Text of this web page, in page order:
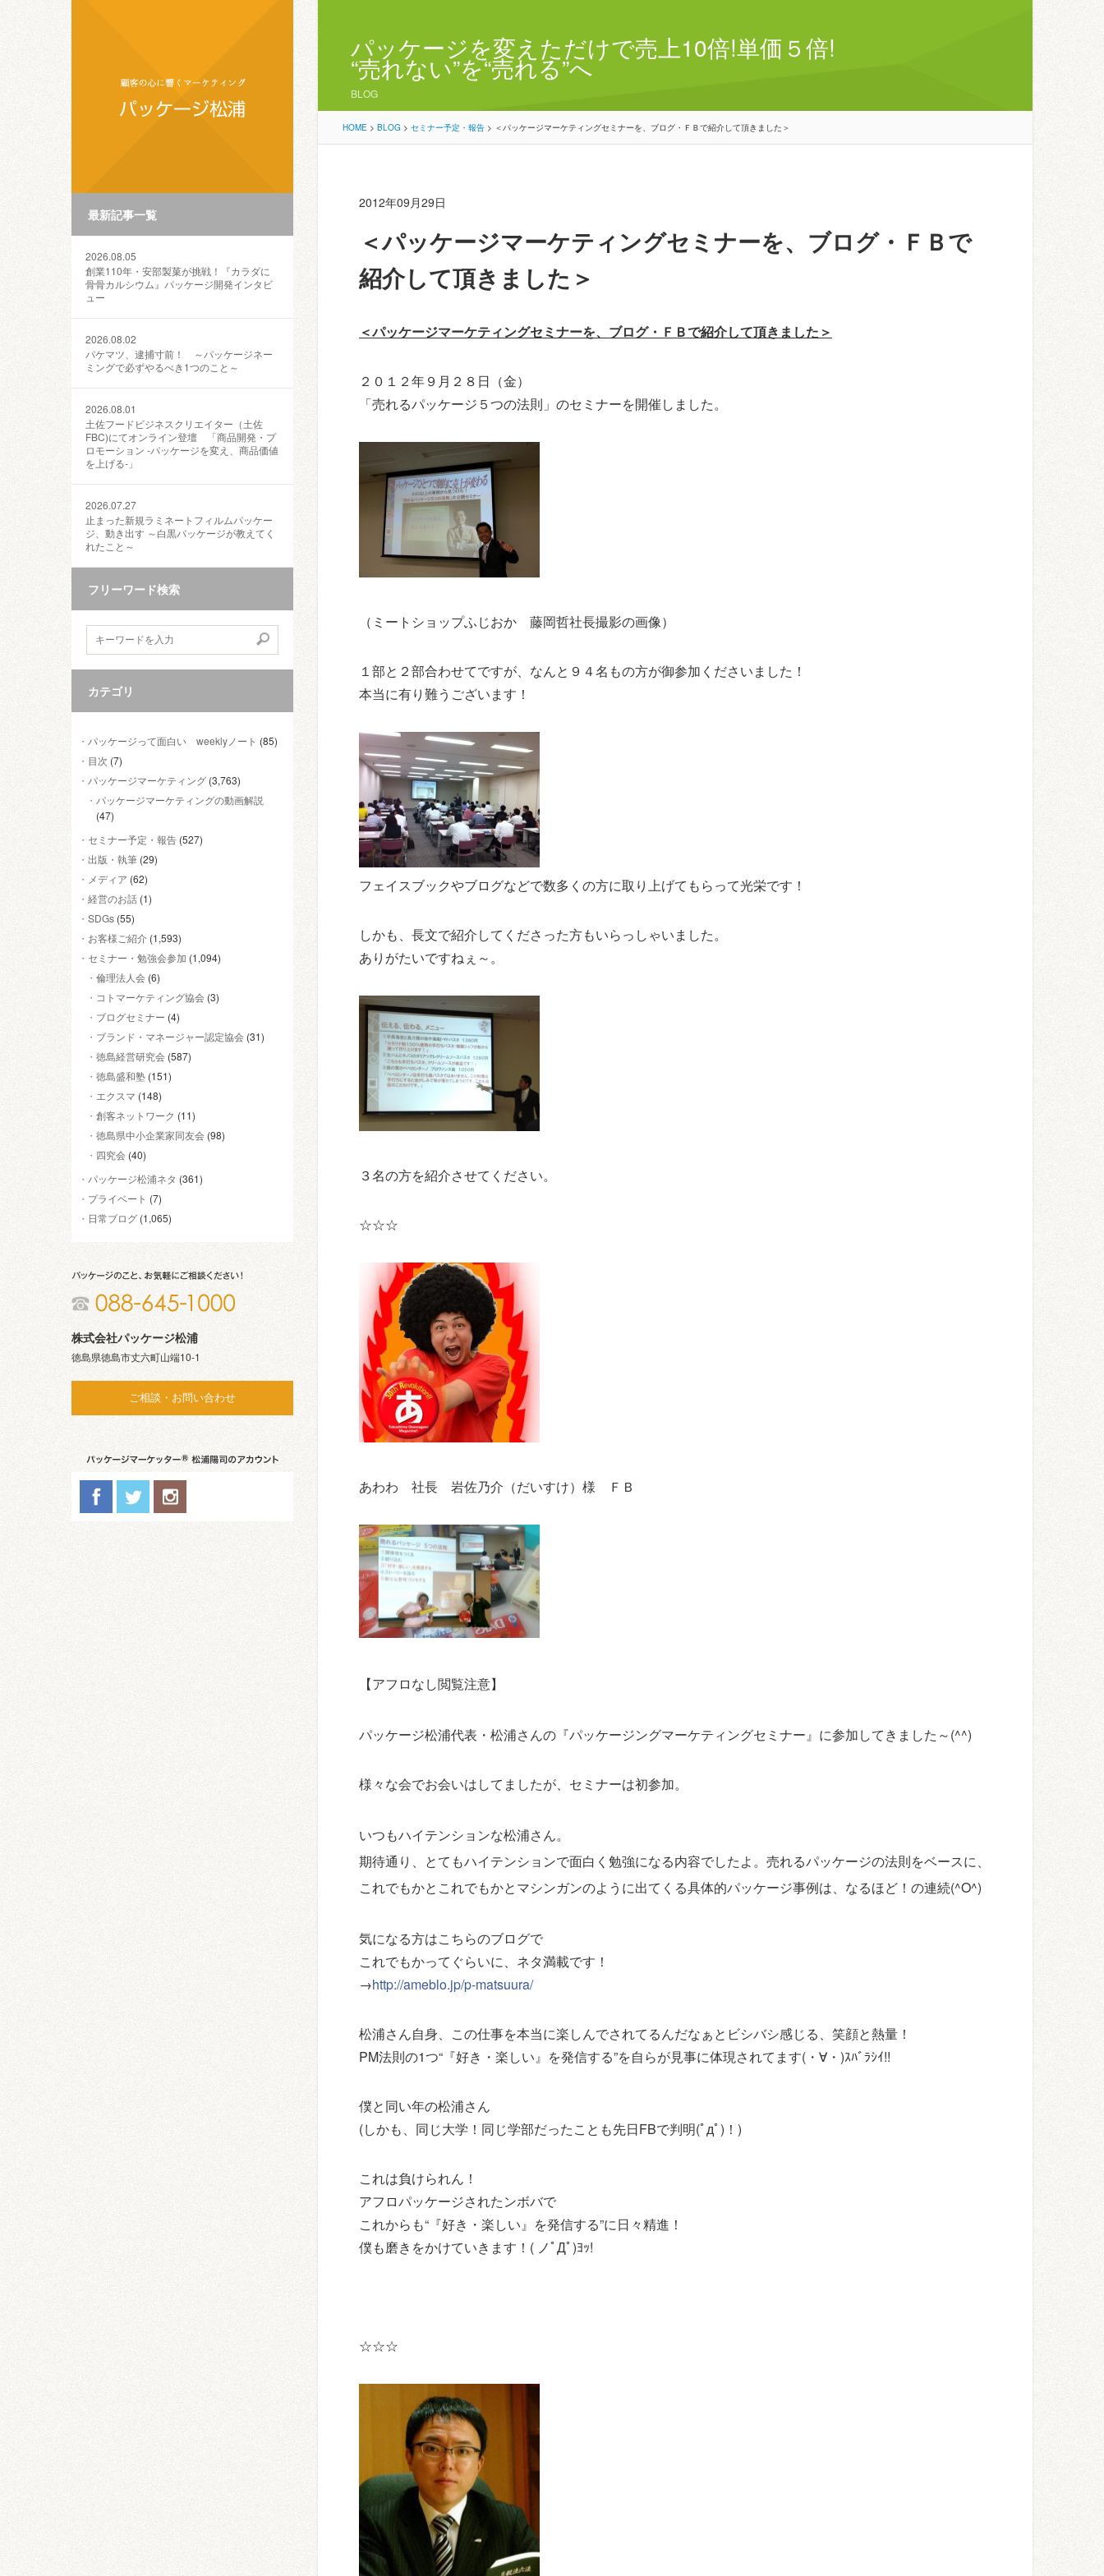
最新記事一覧
2026.08.05
創業110年・安部製菓が挑戦！『カラダに
骨骨カルシウム』パッケージ開発インタビ
ュー
2026.08.02
パケマツ、逮捕寸前！ ～パッケージネー
ミングで必ずやるべき1つのこと～
2026.08.01
土佐フードビジネスクリエイター（土佐
FBC)にてオンライン登壇 「商品開発・プ
ロモーション ‐パッケージを変え、商品価値
を上げる‐」
2026.07.27
止まった新規ラミネートフィルムパッケー
ジ、動き出す ～白黒パッケージが教えてく
れたこと～
フリーワード検索
カテゴリ
パッケージって面白い weeklyノート (85)
目次 (7)
パッケージマーケティング (3,763)
パッケージマーケティングの動画解説
(47)
セミナー予定・報告 (527)
出版・執筆 (29)
メディア (62)
経営のお話 (1)
SDGs (55)
お客様ご紹介 (1,593)
セミナー・勉強会参加 (1,094)
倫理法人会 (6)
コトマーケティング協会 (3)
ブログセミナー (4)
ブランド・マネージャー認定協会 (31)
徳島経営研究会 (587)
徳島盛和塾 (151)
エクスマ (148)
創客ネットワーク (11)
徳島県中小企業家同友会 (98)
四究会 (40)
パッケージ松浦ネタ (361)
プライベート (7)
日常ブログ (1,065)
株式会社パッケージ松浦
徳島県徳島市丈六町山端10-1
ご相談・お問い合わせ
パッケージを変えただけで売上10倍!単価５倍!
“売れない”を“売れる”へ
BLOG
HOME > BLOG > セミナー予定・報告 > ＜パッケージマーケティングセミナーを、ブログ・ＦＢで紹介して頂きました＞
2012年09月29日
＜パッケージマーケティングセミナーを、ブログ・ＦＢで
紹介して頂きました＞
＜パッケージマーケティングセミナーを、ブログ・ＦＢで紹介して頂きました＞
２０１２年９月２８日（金）
「売れるパッケージ５つの法則」のセミナーを開催しました。
（ミートショップふじおか 藤岡哲社長撮影の画像）
１部と２部合わせてですが、なんと９４名もの方が御参加くださいました！
本当に有り難うございます！
フェイスブックやブログなどで数多くの方に取り上げてもらって光栄です！
しかも、長文で紹介してくださった方もいらっしゃいました。
ありがたいですねぇ～。
３名の方を紹介させてください。
☆☆☆
あわわ 社長 岩佐乃介（だいすけ）様 ＦＢ
【アフロなし閲覧注意】
パッケージ松浦代表・松浦さんの『パッケージングマーケティングセミナー』に参加してきました～(^^)
様々な会でお会いはしてましたが、セミナーは初参加。
いつもハイテンションな松浦さん。
期待通り、とてもハイテンションで面白く勉強になる内容でしたよ。売れるパッケージの法則をベースに、
これでもかとこれでもかとマシンガンのように出てくる具体的パッケージ事例は、なるほど！の連続(^O^)
気になる方はこちらのブログで
これでもかってぐらいに、ネタ満載です！
→http://ameblo.jp/p-matsuura/
松浦さん自身、この仕事を本当に楽しんでされてるんだなぁとビシバシ感じる、笑顔と熱量！
PM法則の1つ“『好き・楽しい』を発信する”を自らが見事に体現されてます(・∀・)ｽﾊﾞﾗｼｲ!!
僕と同い年の松浦さん
(しかも、同じ大学！同じ学部だったことも先日FBで判明(ﾟдﾟ)！)
これは負けられん！
アフロパッケージされたンボバで
これからも“『好き・楽しい』を発信する”に日々精進！
僕も磨きをかけていきます！( ノﾟДﾟ)ﾖｯ!
☆☆☆